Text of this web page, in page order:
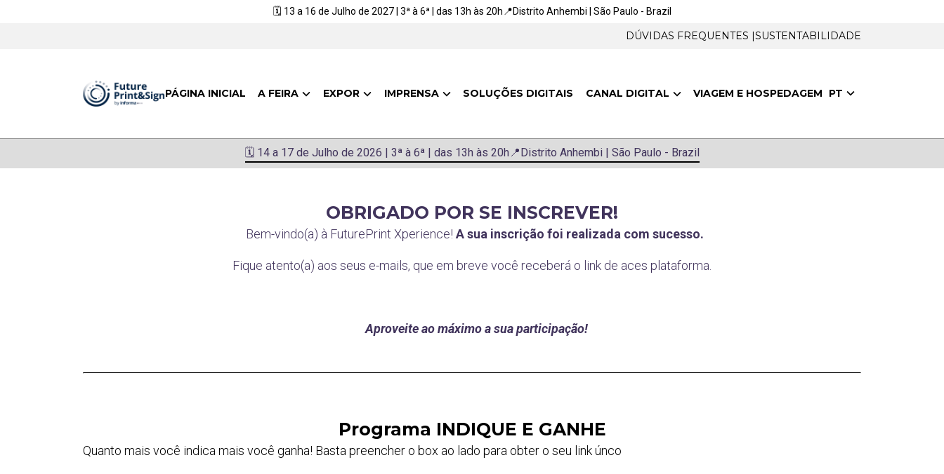
🗓️ 13 a 16 de Julho de 2027 | 3ª à 6ª | das 13h às 20h📍Distrito Anhembi | São Paulo - Brazil
DÚVIDAS FREQUENTES |SUSTENTABILIDADE
PÁGINA INICIAL A FEIRA EXPOR IMPRENSA SOLUÇÕES DIGITAIS CANAL DIGITAL VIAGEM E HOSPEDAGEM PT
🗓️ 14 a 17 de Julho de 2026 | 3ª à 6ª | das 13h às 20h 📍Distrito Anhembi | São Paulo - Brazil
OBRIGADO POR SE INSCREVER!
Bem-vindo(a) à FuturePrint Xperience! A sua inscrição foi realizada com sucesso.
Fique atento(a) aos seus e-mails, que em breve você receberá o link de aces plataforma.
Aproveite ao máximo a sua participação!
Programa INDIQUE E GANHE
Quanto mais você indica mais você ganha! Basta preencher o box ao lado para obter o seu link únco